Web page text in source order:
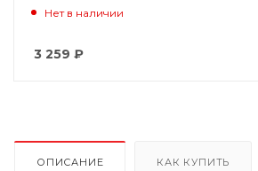
Нет в наличии
3 259 ₽
ОПИСАНИЕ КАК КУПИТЬ